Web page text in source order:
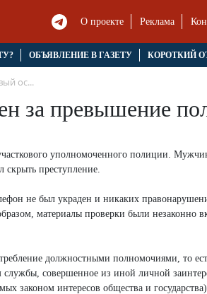
О проекте Реклама
ОБЪЯВЛЕНИЕ В ГАЗЕТУ КОРОТКИЙ
ос...
за превышение
уполномоченного полиции.
преступление.
не был украден и никаких
материалы проверки были незаконно
должностными полномочиями, то
совершенное из иной личной
законом интересов общества и государства).